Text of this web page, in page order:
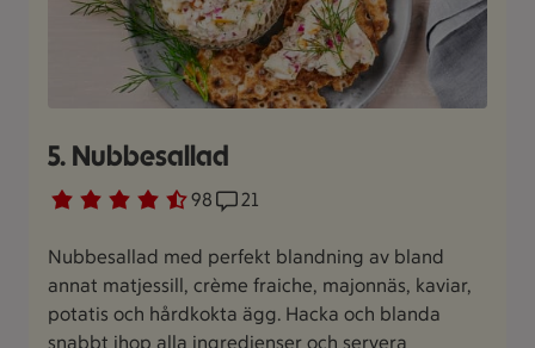
5. Nubbesallad
Betyg 4.3 av 5. 98
98 personer har röstatReceptet har 21 kommentarer
21
Nubbesallad med perfekt blandning av bland
annat matjessill, crème fraiche, majonnäs, kaviar,
potatis och hårdkokta ägg. Hacka och blanda
snabbt ihop alla ingredienser och servera